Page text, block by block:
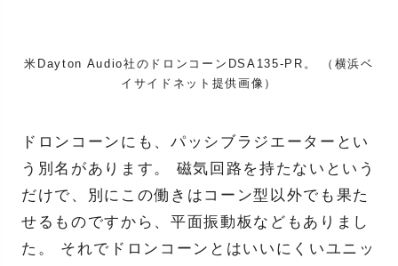
米Dayton Audio社のドロンコーンDSA135-PR。 （横浜ベ
イサイドネット提供画像）
ドロンコーンにも、パッシブラジエーターとい
う別名があります。 磁気回路を持たないという
だけで、別にこの働きはコーン型以外でも果た
せるものですから、平面振動板などもありまし
た。 それでドロンコーンとはいいにくいユニッ